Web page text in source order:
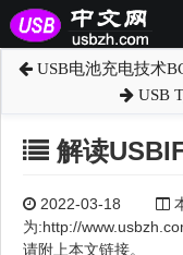
USB电池充电技术
USB
解读
2022-03-18
为:http://
请附上本文链接。